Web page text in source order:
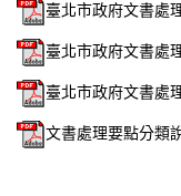
西松學習歷程檔案
家長會
家長專區
臺北市政府文書處
臺北市政府文書處
臺北市政府文書處
文書處理要點分類